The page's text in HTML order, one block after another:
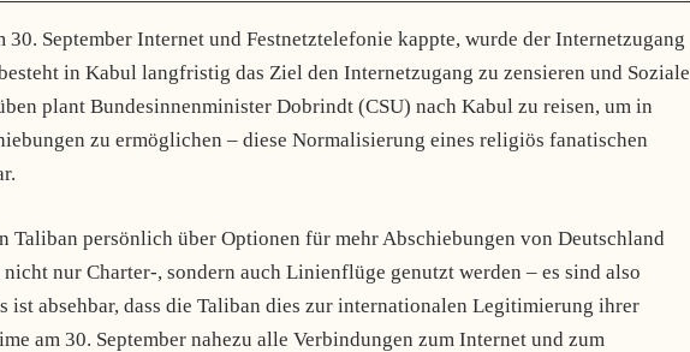
30. September Internet und Festnetztelefonie kappte, wurde der Internetzugang
in Kabul langfristig das Ziel den Internetzugang zu zensieren und Soziale
plant Bundesinnenminister Dobrindt (CSU) nach Kabul zu reisen, um in
zu ermöglichen – diese Normalisierung eines religiös fanatischen
persönlich über Optionen für mehr Abschiebungen von Deutschland
nur Charter-, sondern auch Linienflüge genutzt werden – es sind also
ist absehbar, dass die Taliban dies zur internationalen Legitimierung ihrer
am 30. September nahezu alle Verbindungen zum Internet und zum